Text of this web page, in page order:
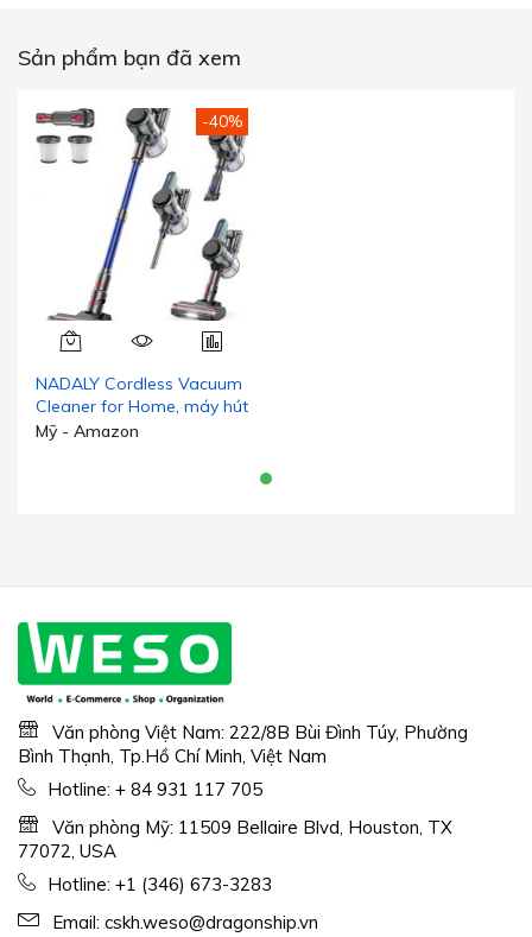
Sản phẩm bạn đã xem
-40%
NADALY Cordless Vacuum
Cleaner for Home, máy hút
bụi cầm tay 8 trong 1
cưng
Mỹ - Amazon
Văn phòng Việt Nam: 222/8B Bùi Đình Túy, Phường
Bình Thạnh, Tp.Hồ Chí Minh, Việt Nam
Hotline: + 84 931 117 705
Văn phòng Mỹ: 11509 Bellaire Blvd, Houston, TX
77072, USA
Hotline: +1 (346) 673-3283
Email: cskh.weso@dragonship.vn